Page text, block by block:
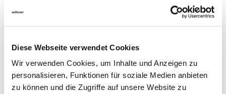
Diese Webseite verwendet Cookies
Wir verwenden Cookies, um Inhalte und Anzeigen zu
personalisieren, Funktionen für soziale Medien anbieten
zu können und die Zugriffe auf unsere Website zu
Accessoires
Value Added Services